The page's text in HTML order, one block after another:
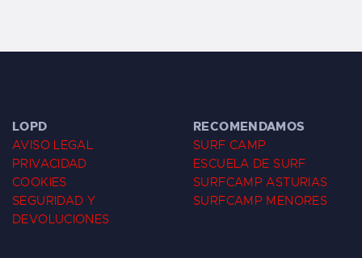
LOPD
AVISO LEGAL
PRIVACIDAD
COOKIES
SEGURIDAD Y
DEVOLUCIONES
RECOMENDAMOS
SURF CAMP
ESCUELA DE SURF
SURFCAMP ASTURIAS
SURFCAMP MENORES